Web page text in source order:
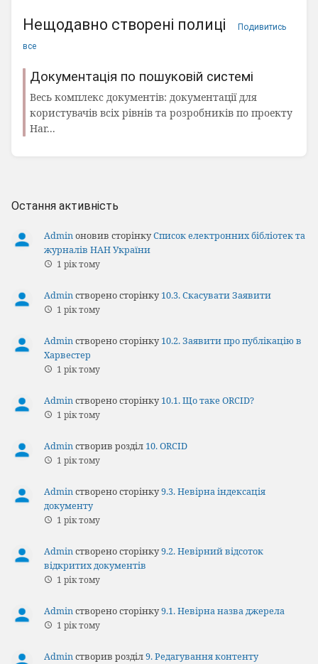
Остання активність
Adminоновив сторінкуСписок електронних бібліотек та
журналів НАН України
1 рік тому
Adminстворено сторінку 10.3. Скасувати Заявити
1 рік тому
Adminстворено сторінку 10.2. Заявити про публікацію в
Харвестер
1 рік тому
Adminстворено сторінку 10.1. Що таке ORCID?
1 рік тому
Adminстворив розділ 10. ORCID
1 рік тому
Adminстворено сторінку9.3. Невірна індексація
документу
1 рік тому
Adminстворено сторінку9.2. Невірний відсоток
відкритих документів
1 рік тому
Adminстворено сторінку9.1. Невірна назва джерела
1 рік тому
Adminстворив розділ9. Редагування контенту
Нещодавно створені полиці
Подивитись
все
Документація по пошуковій системі
Весь комплекс документів: документації для
користувачів всіх рівнів та розробників по проекту
Har...